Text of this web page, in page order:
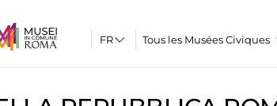
Tous les Musées Civiques